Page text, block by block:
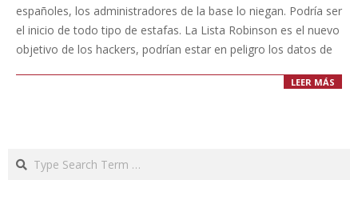
españoles, los administradores de la base lo niegan. Podría ser
el inicio de todo tipo de estafas. La Lista Robinson es el nuevo
objetivo de los hackers, podrían estar en peligro los datos de
LEER MÁS
Search